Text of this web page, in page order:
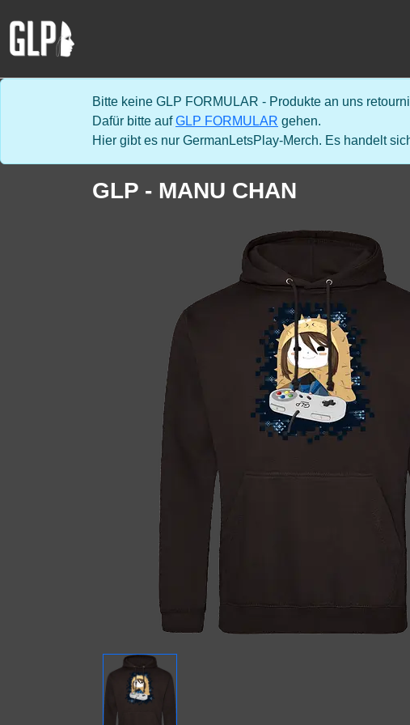
Bitte keine GLP FORMULAR - Produkte an uns
Dafür bitte aufGLP FORMULAR gehen.
Hier gibt es nur GermanLetsPlay-Merch. Es handelt
GLP - MANU CHAN